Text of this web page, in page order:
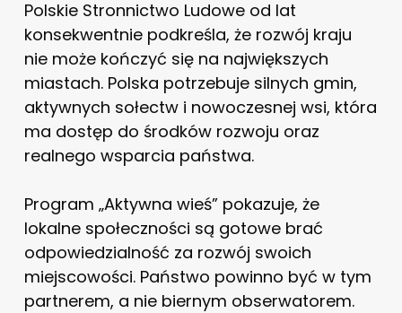
Polskie Stronnictwo Ludowe od lat
konsekwentnie podkreśla, że rozwój kraju
nie może kończyć się na największych
miastach. Polska potrzebuje silnych gmin,
aktywnych sołectw i nowoczesnej wsi, która
ma dostęp do środków rozwoju oraz
realnego wsparcia państwa.
Program „Aktywna wieś” pokazuje, że
lokalne społeczności są gotowe brać
odpowiedzialność za rozwój swoich
miejscowości. Państwo powinno być w tym
partnerem, a nie biernym obserwatorem.